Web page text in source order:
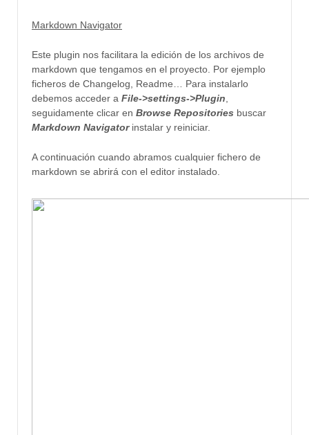
Markdown Navigator
Este plugin nos facilitara la edición de los archivos de
markdown que tengamos en el proyecto. Por ejemplo
ficheros de Changelog, Readme… Para instalarlo
debemos acceder a File->settings->Plugin
seguidamente clicar en Browse Repositories buscar
Markdown Navigatorinstalar y reiniciar.
A continuación cuando abramos cualquier fichero de
markdown se abrirá con el editor instalado.